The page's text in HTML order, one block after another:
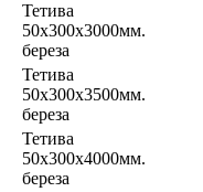
Тетива
50х300х3000мм.
береза
Тетива
50х300х3500мм.
береза
Тетива
50х300х4000мм.
береза